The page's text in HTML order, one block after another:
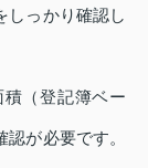
しっかり確認し
（登記簿ベー
が必要です。